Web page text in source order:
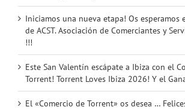
Iniciamos una nueva etapa! Os esperamos
de ACST. Asociación de Comerciantes y
!!!
Este San Valentín escápate a Ibiza con el
Torrent! Torrent Loves Ibiza 2026! Y el
El «Comercio de Torrent» os desea …